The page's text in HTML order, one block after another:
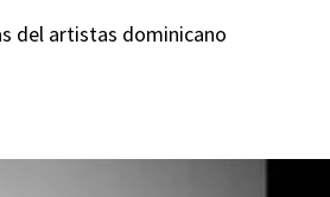
del artistas dominicano